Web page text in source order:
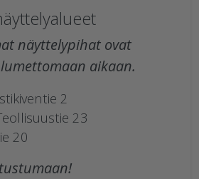
näyttelypihat ovat
aikaan.
2
23
20